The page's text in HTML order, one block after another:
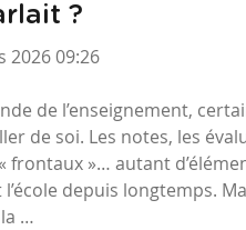
?
2026 09:26
de l’enseignement,
de soi. Les notes, les
frontaux »… autant
depuis longtemps.
…